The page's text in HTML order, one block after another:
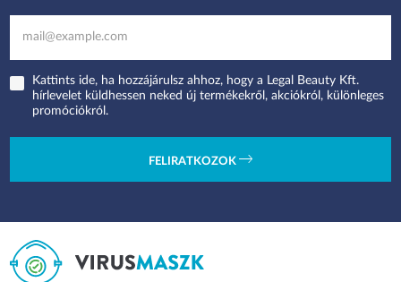
Kattints ide, ha hozzájárulsz ahhoz, hogy a Legal Beauty Kft.
hírlevelet küldhessen neked új termékekről, akciókról, különleges
promóciókról.
FELIRATKOZOK